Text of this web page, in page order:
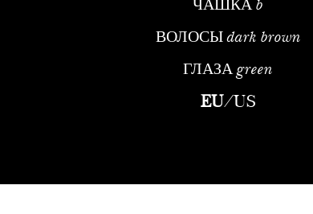
ЧАШКА b
ВОЛОСЫ dark brown
ГЛАЗА green
EU/US
Йоанна Татарка – Польская